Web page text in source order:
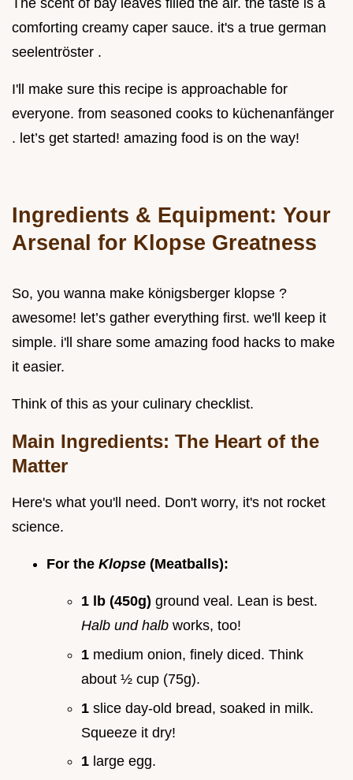
The scent of bay leaves filled the air. the taste is a
comforting creamy caper sauce. it's a true german
seelentröster .
I'll make sure this recipe is approachable for
everyone. from seasoned cooks to küchenanfänger
. let’s get started! amazing food is on the way!
Ingredients & Equipment: Your
Arsenal for Klopse Greatness
So, you wanna make königsberger klopse ?
awesome! let’s gather everything first. we'll keep it
simple. i'll share some amazing food hacks to make
it easier.
Think of this as your culinary checklist.
Main Ingredients: The Heart of the
Matter
Here's what you'll need. Don't worry, it's not rocket
science.
For the Klopse (Meatballs):
1 lb (450g) ground veal. Lean is best.
Halb und halb works, too!
1 medium onion, finely diced. Think
about ½ cup (75g).
1 slice day-old bread, soaked in milk.
Squeeze it dry!
1 large egg.